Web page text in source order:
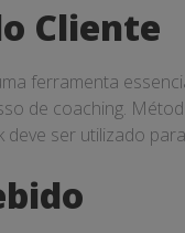
Cliente
ferramenta
de coaching.
deve ser utilizado